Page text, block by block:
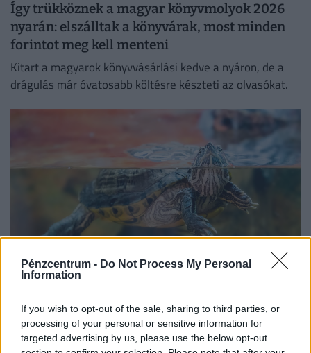
Pénzcentrum - Do Not Process My Personal
Information
If you wish to opt-out of the sale, sharing to third parties, or
processing of your personal or sensitive information for
targeted advertising by us, please use the below opt-out
Így trükköznek a magyar könyvmolyok 2026
nyarán: elszálltak a könyvárak, most minden
forintot meg kell menteni
Kitart a magyarok könyvvásárlási kedve a nyáron, de a
drágulás már óvatosabb költésre készteti az olvasókat.
mennyibe kerül a tartása? Minden válasz egy
helyen
Az ékszerteknős sokszor olcsón beszerezhető, de a